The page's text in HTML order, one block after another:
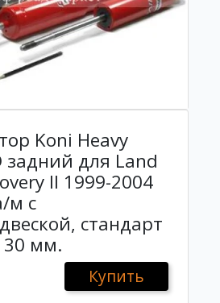
Koni Heavy
задний для Land
II 1999-2004
м с
стандарт
30 мм.
Купить